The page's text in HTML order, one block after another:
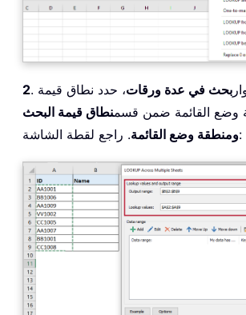
2 بحث في عدة ورقات، حدد نطاق قيمة
وضع القائمة ضمن قسمنطاق قيمة البحث
ومنطقة وضع القائمة. راجع لقطة الشاشة: